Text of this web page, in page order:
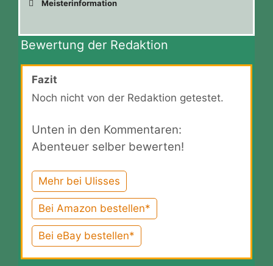
Meisterinformation
Bewertung der Redaktion
Fazit
Noch nicht von der Redaktion getestet.
Unten in den Kommentaren:
Abenteuer selber bewerten!
Mehr bei Ulisses
Bei Amazon bestellen*
Bei eBay bestellen*